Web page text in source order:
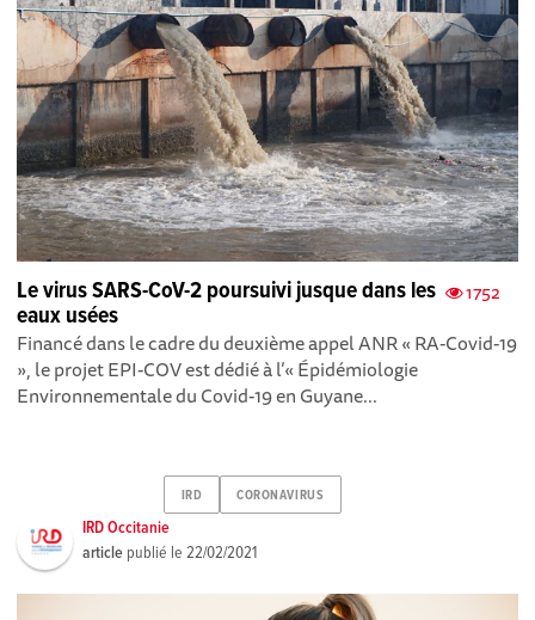
1752
Le virus SARS-CoV-2 poursuivi jusque dans les
eaux usées
Financé dans le cadre du deuxième appel ANR « RA-Covid-19
», le projet EPI-COV est dédié à l’« Épidémiologie
Environnementale du Covid-19 en Guyane...
IRD CORONAVIRUS
IRD Occitanie
article publié le22/02/2021